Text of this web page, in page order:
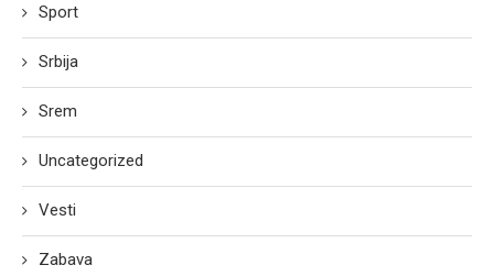
Sport
Srbija
Srem
Uncategorized
Vesti
Zabava